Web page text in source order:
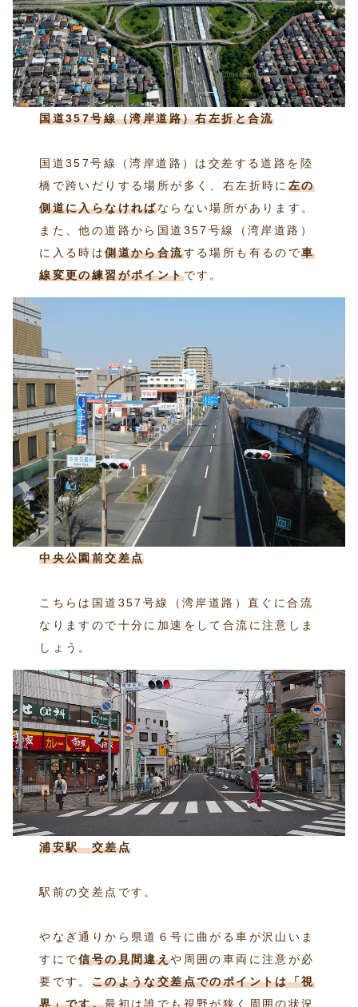
国道357号線（湾岸道路）右左折と合流
国道357号線（湾岸道路）は交差する道路を陸
橋で跨いだりする場所が多く、右左折時に 左の
側道に入らなければならない場所があります。
また、他の道路から国道357号線（湾岸道路）
に入る時は側道から合流する場所も有るので車
線変更の練習がポイントです。
中央公園前交差点
こちらは国道357号線（湾岸道路）直ぐに合流
なりますので十分に加速をして合流に注意しま
しょう。
浦安駅 交差点
駅前の交差点です。
やなぎ通りから県道６号に曲がる車が沢山いま
すにで信号の見間違えや周囲の車両に注意が必
要です。 このような交差点でのポイントは「視
界」です。最初は誰でも視野が狭く周囲の状況